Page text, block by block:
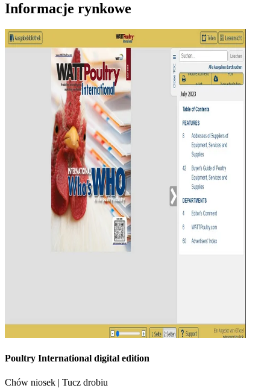
Informacje rynkowe
Poultry International digital edition
Chów niosek | Tucz drobiu